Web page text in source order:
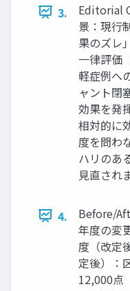
3.
Editorial
景：現行
果のズレ
一律評価
軽症例へ
ャント閉
効果を発
相対的に
度を問わ
ハリのあ
見直され
4.
Before/
年度の変
度（改定
定後）：
12,000点